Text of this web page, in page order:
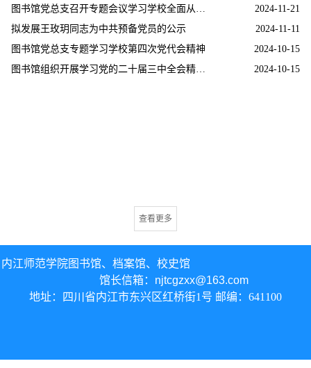
2024-11-21
图书馆党总支召开专题会议学习学校全面从严治党会议精神
2024-11-11
拟发展王玫玥同志为中共预备党员的公示
2024-10-15
图书馆党总支专题学习学校第四次党代会精神
2024-10-15
图书馆组织开展学习党的二十届三中全会精神活动
查看更多
内江师范学院图书馆、 档案馆、校史馆
馆长信箱： njtcgzxx@163.com
地址：四川省内江市东兴区红桥街1号 邮编：641100